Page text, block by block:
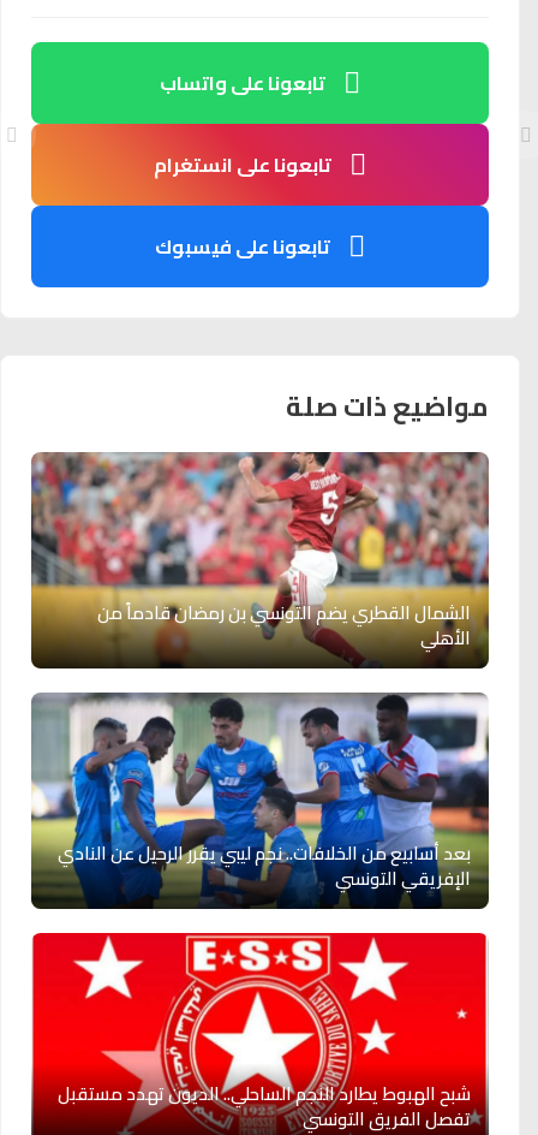
تابعونا على واتساب
تابعونا على انستغرام
تابعونا على فيسبوك
مواضيع ذات صلة
الشمال القطري يضم التونسي بن رمضان قادماً من
الأهلي
بعد أسابيع من الخلافات.. نجم ليبي يقرر الرحيل عن النادي
الإفريقي التونسي
شبح الهبوط يطارد النجم الساحلي.. الديون تهدد مستقبل
تفصل الفريق التونسي